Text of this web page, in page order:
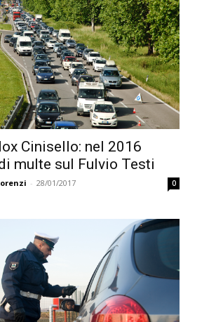
Cinisello: nel 2016
multe sul Fulvio Testi
- 28/01/2017 0